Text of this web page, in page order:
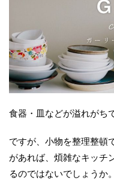
食器・皿などが溢れがち
ですが、小物を整理整頓
があれば、煩雑なキッチ
るのではないでしょうか。